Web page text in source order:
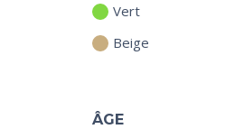
Vert
Beige
ÂGE